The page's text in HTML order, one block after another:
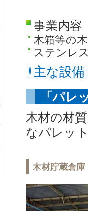
事業内容
木箱等の
ステンレ
主な設
「パレ
木材の材
なパレッ
木材貯蔵倉庫